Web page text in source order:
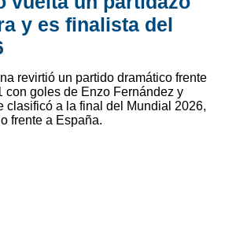
y es finalista del
revirtió un partido dramático frente
con goles de Enzo Fernández y
clasificó a la final del Mundial 2026,
frente a España.